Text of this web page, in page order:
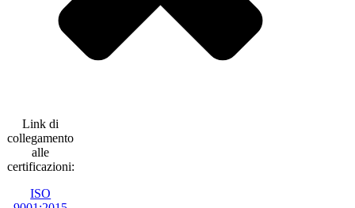
Link di
collegamento
alle
certificazioni:
ISO